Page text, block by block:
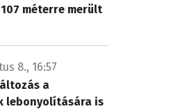
méterre merült
8., 16:57
a
lebonyolítására is